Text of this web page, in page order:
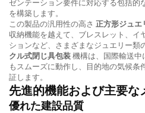
ゼンテーション要件に対応する包括的
を構築します。
この製品の汎用性の高さ 正方形ジュエ
収納機能を越えて、ブレスレット、イ
ションなど、さまざまなジュエリー類
クル式閉じ具包装機構は、国際輸送中
もスムーズに動作し、目的地の気候条
証します。
先進的機能および主要な
優れた建設品質